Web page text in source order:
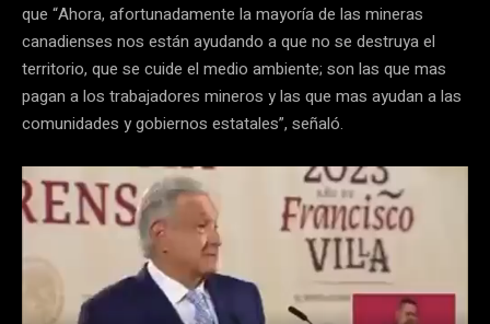
que “Ahora, afortunadamente la mayoría de las mineras
canadienses nos están ayudando a que no se destruya el
territorio, que se cuide el medio ambiente; son las que mas
pagan a los trabajadores mineros y las que mas ayudan a las
comunidades y gobiernos estatales”, señaló.